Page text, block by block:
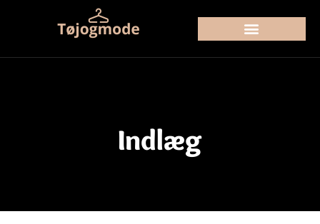
Indlæg